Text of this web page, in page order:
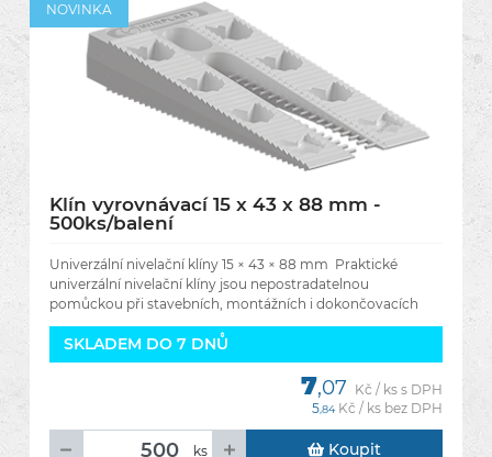
NOVINKA
Klín vyrovnávací 15 x 43 x 88 mm -
500ks/balení
Univerzální nivelační klíny 15 × 43 × 88 mm Praktické
univerzální nivelační klíny jsou nepostradatelnou
pomůckou při stavebních, montážních i dokončovacích
pracích. Umožňují
SKLADEM DO 7 DNŮ
7,07 Kč / ks s DPH
5,84 Kč / ks bez DPH
ks Koupit